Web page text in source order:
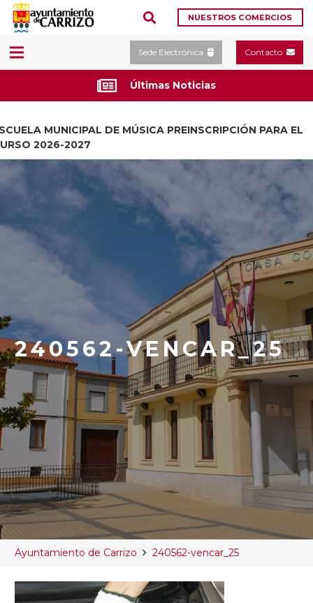
NUESTROS COMERCIOS
Sede Electrónica Contacto
Últimas Noticias
MUNICIPAL DE MÚSICA PREINSCRIPCIÓN PARA EL
2026-2027
240562-VENCAR_25
Ayuntamiento de Carrizo 240562-vencar_25